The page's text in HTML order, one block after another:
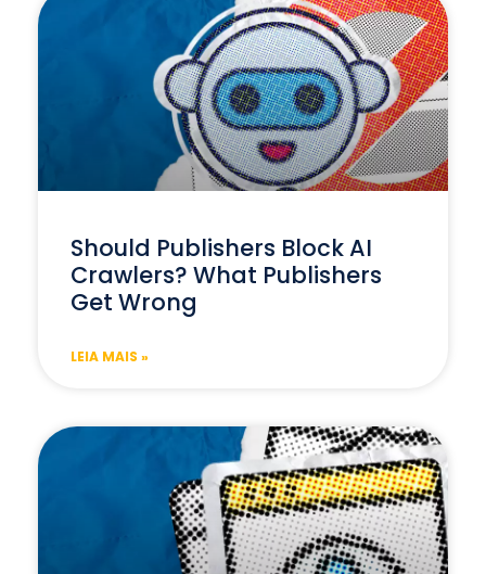
Should Publishers Block AI
Crawlers? What Publishers
Get Wrong
LEIA MAIS »